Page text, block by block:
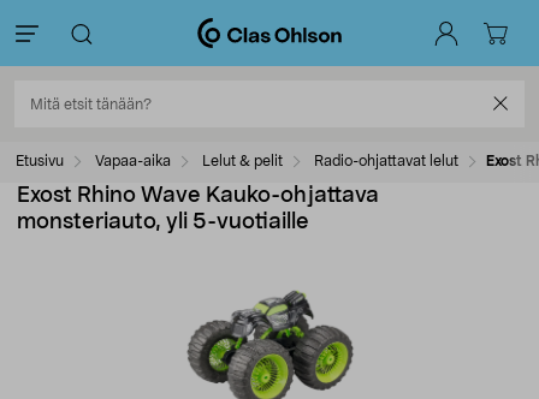
Etusivu Vapaa-aika Lelut & pelit Radio-ohjattavat lelut Exost
Exost Rhino Wave Kauko-ohjattava
monsteriauto, yli 5-vuotiaille